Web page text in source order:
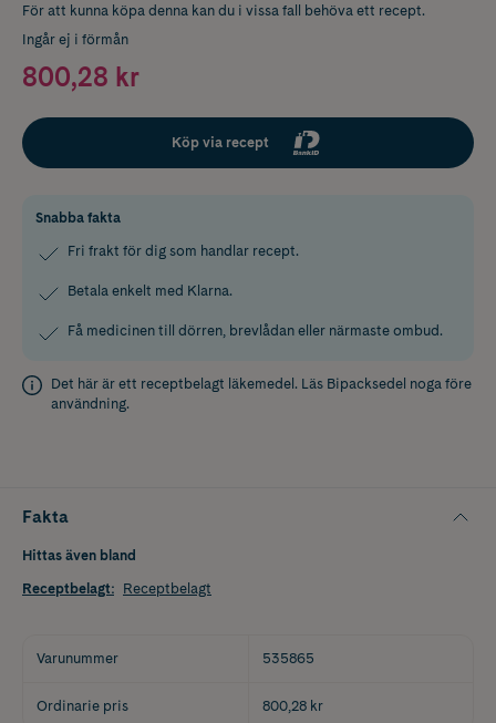
För att kunna köpa denna kan du i vissa fall behöva ett recept.
Ingår ej i förmån
800,28 kr
Köp via recept
Snabba fakta
Fri frakt för dig som handlar recept.
Betala enkelt med Klarna.
Få medicinen till dörren, brevlådan eller närmaste ombud.
Det här är ett receptbelagt läkemedel. Läs Bipacksedel noga före
användning.
Fakta
Hittas även bland
Receptbelagt: Receptbelagt
Varunummer 535865
Ordinarie pris 800,28 kr